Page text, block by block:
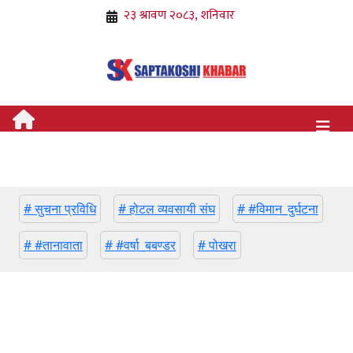
# सुचना प्रविधि # होटल व्यवसायी संघ # #विमान_दुर्घटना
# #तानावाता # #वर्षा_बबण्डर # पोखरा